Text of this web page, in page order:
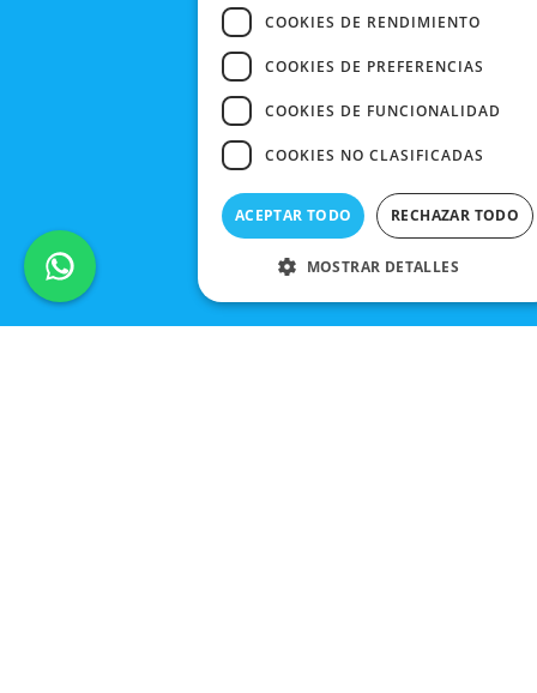
COOKIES DE RENDIMIENTO
COOKIES DE PREFERENCIAS
COOKIES DE FUNCIONALIDAD
COOKIES NO CLASIFICADAS
ACEPTAR TODO RECHAZAR TODO
MOSTRAR DETALLES